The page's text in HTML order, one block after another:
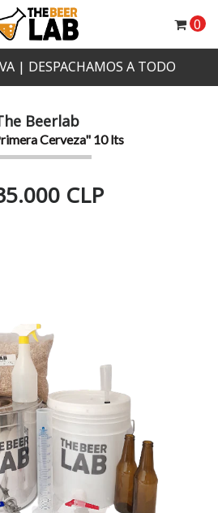
| DESPACHAMOS A TODO
0
Beerlab
Cerveza" 10 lts
CLP